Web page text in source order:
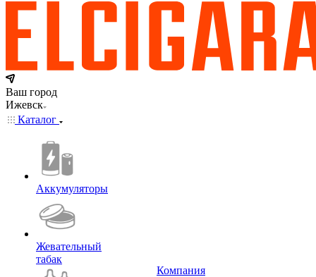
Ваш город
Ижевск
Каталог
Аккумуляторы
Жевательный
табак
Компания